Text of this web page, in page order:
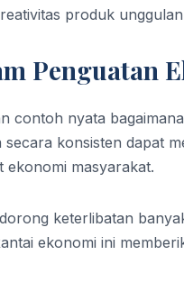
produk
Penguatan
contoh nyata
konsisten dapat
ekonomi masyarakat.
keterlibatan
ekonomi ini